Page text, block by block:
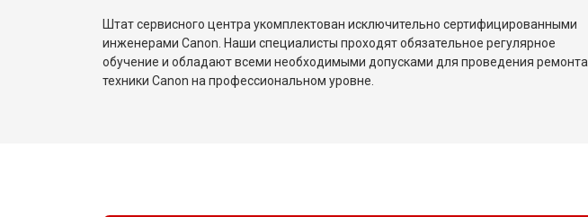
Штат сервисного центра укомплектован исключительно сертифицированными
инженерами Canon. Наши специалисты проходят обязательное регулярное
обучение и обладают всеми необходимыми допусками для проведения ремонта
техники Canon на профессиональном уровне.